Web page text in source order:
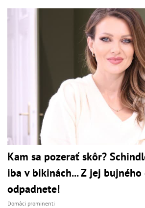
Kam sa pozerať skôr?
iba v bikinách... Z jej
odpadnete!
Domáci prominenti